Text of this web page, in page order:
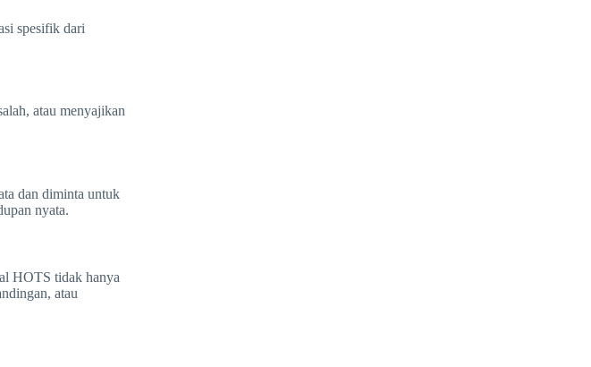
spesifik dari
atau menyajikan
dan diminta untuk
nyata.
HOTS tidak hanya
atau